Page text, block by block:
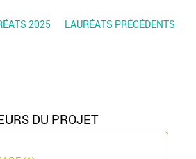
2025 LAURÉATS PRÉCÉDENTS
DU PROJET